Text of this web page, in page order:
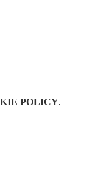
POLICY.